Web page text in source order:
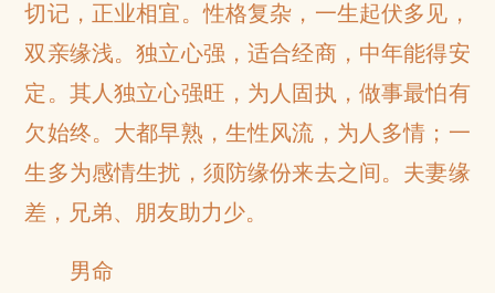
切记，正业相宜。性格复杂，一生起伏多见，
双亲缘浅。独立心强，适合经商，中年能得安
定。其人独立心强旺，为人固执，做事最怕有
欠始终。大都早熟，生性风流，为人多情；一
生多为感情生扰，须防缘份来去之间。夫妻缘
差，兄弟、朋友助力少。
男命